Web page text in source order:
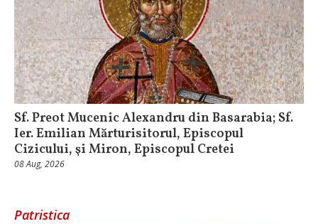
Sf. Preot Mucenic Alexandru din Basarabia; Sf.
Ier. Emilian Mărturisitorul, Episcopul
Cizicului, şi Miron, Episcopul Cretei
08 Aug, 2026
Patristica